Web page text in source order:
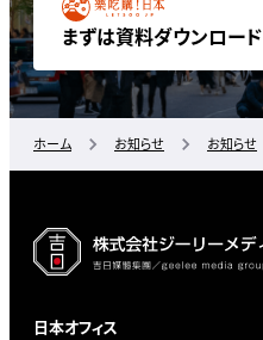
まずは資料ダウンロード
ホーム お知らせ お知らせ
日本オフィス